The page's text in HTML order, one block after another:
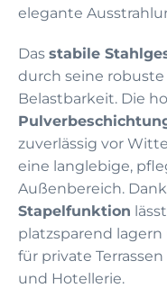
elegante
Das stabile
durch seine
Belastbarkeit. Die
zuverlässig vor
eine langlebige,
Außenbereich.
Stapelfunktion
platzsparend
für private
und Hotellerie.